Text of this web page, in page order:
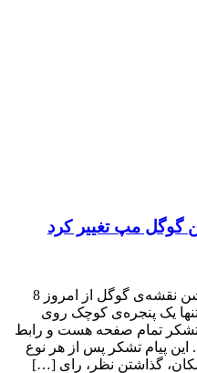
گوگل مپ تغییر کرد
شیوه‌ی نمایش پیام تشکر در اپلیکیشن نقشه‌ی گوگل از امروز 8
این تنها یک پنجره‌ی کوچک روی
تمام صفحه هست و رابط
پیام تشکر پس از هر نوع
گذاشتن نظر، رای […]